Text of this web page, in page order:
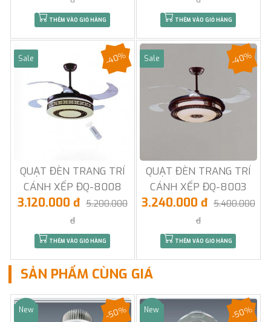
THÊM VÀO GIỎ HÀNG THÊM VÀO GIỎ HÀNG
Sale
QUẠT ĐÈN TRANG TRÍ
CÁNH XẾP ĐQ-8008
-40%
3.120.000 đ 5.200.000
đ
THÊM VÀO GIỎ HÀNG
Sale
QUẠT ĐÈN TRANG TRÍ
CÁNH XẾP ĐQ-8003
-40%
3.240.000 đ 5.400.000
đ
THÊM VÀO GIỎ HÀNG
SẢN PHẨM CÙNG GIÁ
Sale
New -50% Sale
New -50%